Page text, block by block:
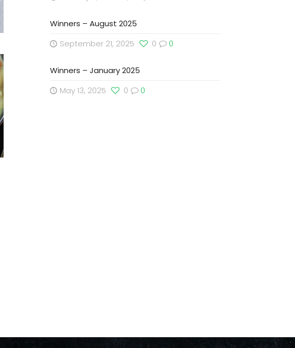
Winners – August 2025
September 21, 2025
0
0
Winners – January 2025
May 13, 2025
0
0